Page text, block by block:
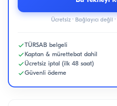
Ücretsiz · Bağlayıcı değil
TÜRSAB belgeli
Kaptan & mürettebat dahil
Ücretsiz iptal (ilk 48 saat)
Güvenli ödeme